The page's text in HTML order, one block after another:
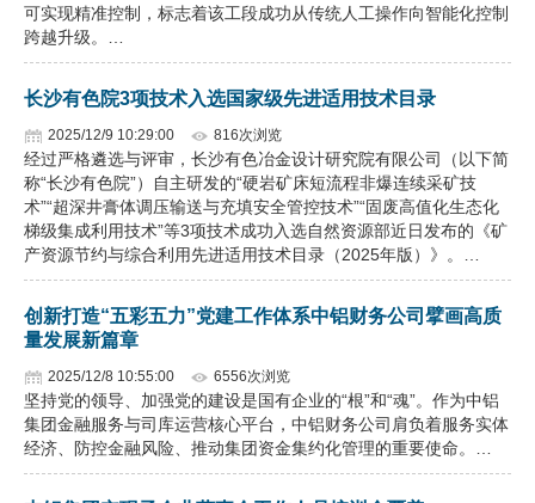
可实现精准控制，标志着该工段成功从传统人工操作向智能化控制
跨越升级。…
长沙有色院3项技术入选国家级先进适用技术目录
2025/12/9 10:29:00 816次浏览
经过严格遴选与评审，长沙有色冶金设计研究院有限公司（以下简
称“长沙有色院”）自主研发的“硬岩矿床短流程非爆连续采矿技
术”“超深井膏体调压输送与充填安全管控技术”“固废高值化生态化
梯级集成利用技术”等3项技术成功入选自然资源部近日发布的《矿
产资源节约与综合利用先进适用技术目录（2025年版）》。…
创新打造“五彩五力”党建工作体系中铝财务公司擘画高质
量发展新篇章
2025/12/8 10:55:00 6556次浏览
坚持党的领导、加强党的建设是国有企业的“根”和“魂”。作为中铝
集团金融服务与司库运营核心平台，中铝财务公司肩负着服务实体
经济、防控金融风险、推动集团资金集约化管理的重要使命。…